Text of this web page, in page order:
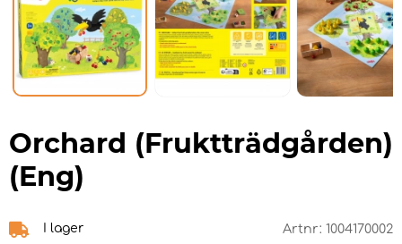
Orchard (Fruktträdgården)
(Eng)
I lager Artnr: 1004170002